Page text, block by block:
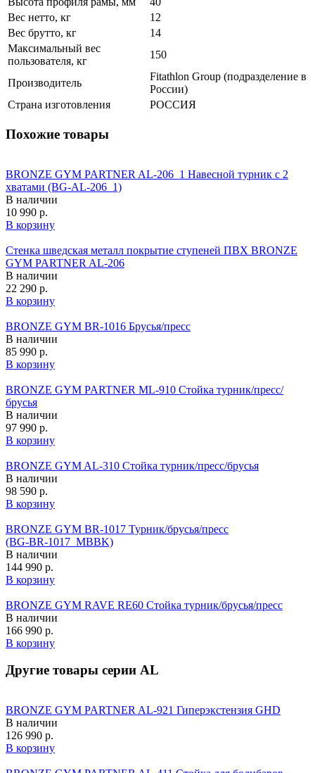
Вес нетто, кг
12
Вес брутто, кг
14
Максимальный вес
пользователя, кг
150
Производитель
Fitathlon Group (подразделение в
России)
Страна изготовления
РОССИЯ
Похожие товары
BRONZE GYM PARTNER AL-206_1 Навесной турник с 2
хватами (BG-AL-206_1)
В наличии
10 990 р.
В корзину
Стенка шведская металл покрытие ступеней ПВХ BRONZE
GYM PARTNER AL-206
В наличии
22 290 р.
В корзину
BRONZE GYM BR-1016 Брусья/пресс
В наличии
85 990 р.
В корзину
BRONZE GYM PARTNER ML-910 Стойка турник/пресс/
брусья
В наличии
97 990 р.
В корзину
BRONZE GYM AL-310 Стойка турник/пресс/брусья
В наличии
98 590 р.
В корзину
BRONZE GYM BR-1017 Турник/брусья/пресс
(BG‑BR‑1017_MBBK)
В наличии
144 990 р.
В корзину
BRONZE GYM RAVE RE60 Стойка турник/брусья/пресс
В наличии
166 990 р.
В корзину
Другие товары серии AL
BRONZE GYM PARTNER AL-921 Гиперэкстензия GHD
В наличии
126 990 р.
В корзину